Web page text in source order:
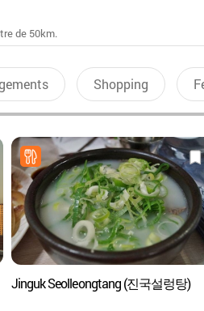
de 50km.
Shopping
Jinguk Seolleongtang (진국설렁탕)